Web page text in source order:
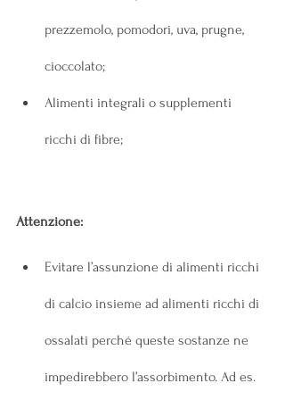
prezzemolo, pomodori, uva, prugne,
cioccolato;
Alimenti integrali o supplementi
ricchi di fibre;
Attenzione:
Evitare l’assunzione di alimenti ricchi
di calcio insieme ad alimenti ricchi di
ossalati perché queste sostanze ne
impedirebbero l’assorbimento. Ad es.